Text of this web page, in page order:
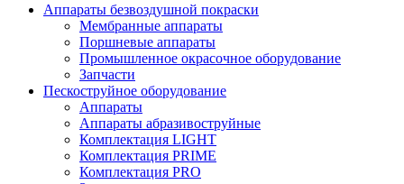
Аппараты безвоздушной покраски
Мембранные аппараты
Поршневые аппараты
Промышленное окрасочное оборудование
Запчасти
Пескоструйное оборудование
Аппараты
Аппараты абразивоструйные
Комплектация LIGHT
Комплектация PRIME
Комплектация PRO